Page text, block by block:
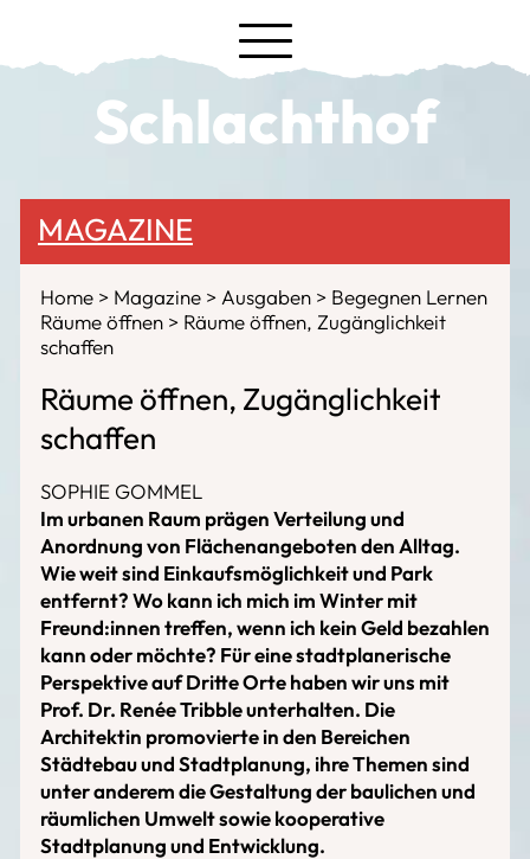
Schlachthof
MAGAZINE
Home Magazine Ausgaben
Begegnen Lernen
Räume öffnen
Räume öffnen, Zugänglichkeit
schaffen
Räume öffnen, Zugänglichkeit
schaffen
SOPHIE GOMMEL
Im urbanen Raum prägen Verteilung und
Anordnung von Flächenangeboten den Alltag.
Wie weit sind Einkaufsmöglichkeit und Park
entfernt? Wo kann ich mich im Winter mit
Freund:innen treffen, wenn ich kein Geld bezahlen
kann oder möchte? Für eine stadtplanerische
Perspektive auf Dritte Orte haben wir uns mit
Prof. Dr. Renée Tribble unterhalten. Die
Architektin promovierte in den Bereichen
Städtebau und Stadtplanung, ihre Themen sind
unter anderem die Gestaltung der baulichen und
räumlichen Umwelt sowie kooperative
Stadtplanung und Entwicklung.